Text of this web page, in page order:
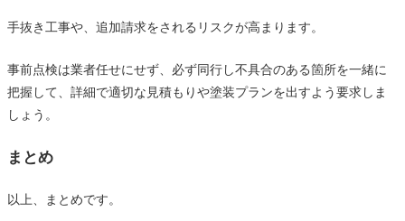
手抜き工事や、追加請求をされるリスクが高まります。
事前点検は業者任せにせず、必ず同行し不具合のある箇所を一緒に
把握して、詳細で適切な見積もりや塗装プランを出すよう要求しま
しょう。
まとめ
以上、まとめです。